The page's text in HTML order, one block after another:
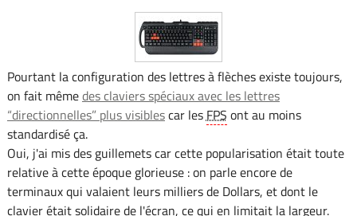
Pourtant la configuration des lettres à flèches existe toujours,
on fait mêmedes claviers spéciaux avec les lettres
“directionnelles” plus visiblescar lesFPS ont au moins
standardisé ça.
Oui, j'ai mis des guillemets car cette popularisation était toute
relative à cette époque glorieuse : on parle encore de
terminaux qui valaient leurs milliers de Dollars, et dont le
clavier était solidaire de l'écran, ce qui en limitait la largeur.